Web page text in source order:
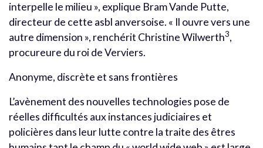
interpelle le milieu », explique Bram Vande Putte,
directeur de cette asbl anversoise. « Il ouvre vers une
autre dimension », renchérit Christine Wilwerth3,
procureure du roi de Verviers.
Anonyme, discrète et sans frontières
L’avènement des nouvelles technologies pose de
réelles difficultés aux instances judiciaires et
policières dans leur lutte contre la traite des êtres